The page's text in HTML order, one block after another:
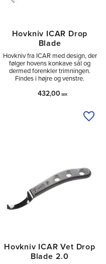
Hovkniv ICAR Drop
Blade
Hovkniv fra ICAR med design, der
følger hovens konkave sål og
dermed forenkler trimningen.
Findes i højre og venstre.
432,00 SEK
Hovkniv ICAR Vet Drop
Blade 2.0